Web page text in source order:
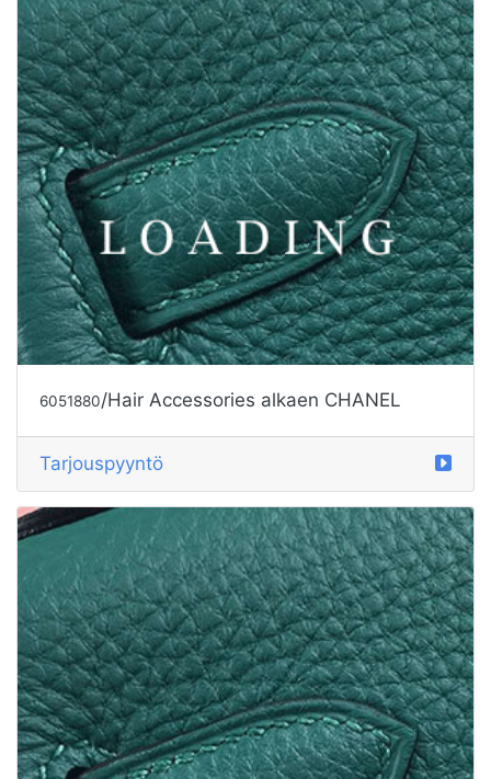
6051880/Hair Accessories alkaen CHANEL
Tarjouspyyntö